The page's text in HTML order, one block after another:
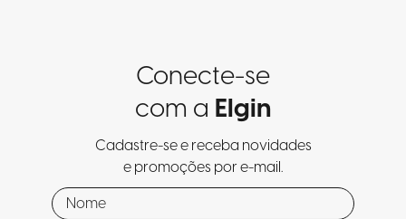
Conecte-se
com a Elgin
Cadastre-se e receba novidades
e promoções por e-mail.